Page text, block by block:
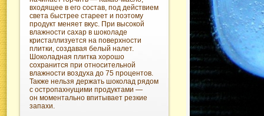
входящее в его состав, под действием
света быстрее стареет и поэтому
продукт меняет вкус. При высокой
влажности сахар в шоколаде
кристаллизуется на поверхности
плитки, создавая белый налет.
Шоколадная плитка хорошо
сохранится при относительной
влажности воздуха до 75 процентов.
Также нельзя держать шоколад рядом
с остропахнущими продуктами —
он моментально впитывает резкие
запахи.